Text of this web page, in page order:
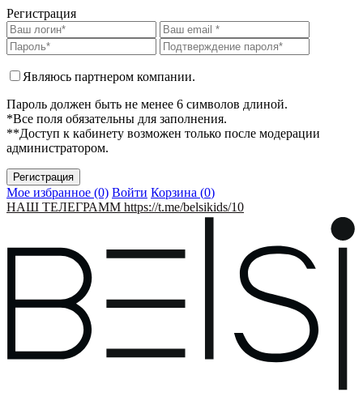
Регистрация
Являюсь партнером компании.
Пароль должен быть не менее 6 символов длиной.
*Все поля обязательны для заполнения.
**Доступ к кабинету возможен только после модерации
администратором.
Мое избранное (0) Войти Корзина (0)
НАШ ТЕЛЕГРАММ https://t.me/belsikids/10